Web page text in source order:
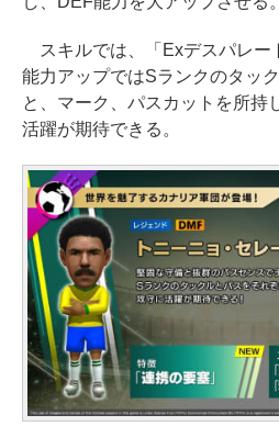
スキルでは、「Exデスパレー
能力アップではSランクのタッ
と、マーク、パスカットを所持
活躍が期待できる。